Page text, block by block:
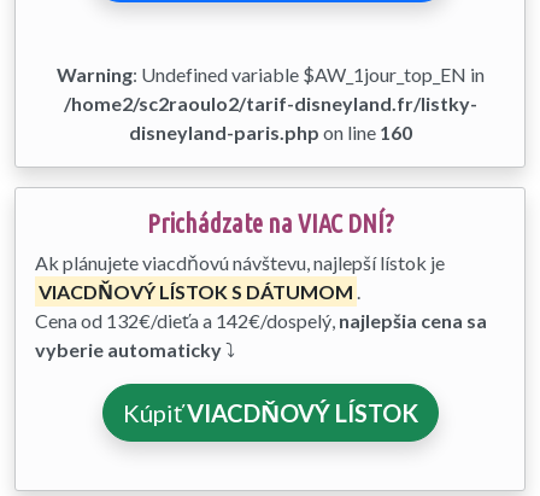
Warning: Undefined variable $AW_1jour_top_EN in
/home2/sc2raoulo2/tarif-disneyland.fr/listky-
disneyland-paris.php on line 160
Prichádzate na VIAC DNÍ?
Ak plánujete viacdňovú návštevu, najlepší lístok je
VIACDŇOVÝ LÍSTOK S DÁTUMOM .
Cena od 132€/dieťa a 142€/dospelý, najlepšia cena sa
vyberie automaticky⤵
KúpiťVIACDŇOVÝ LÍSTOK